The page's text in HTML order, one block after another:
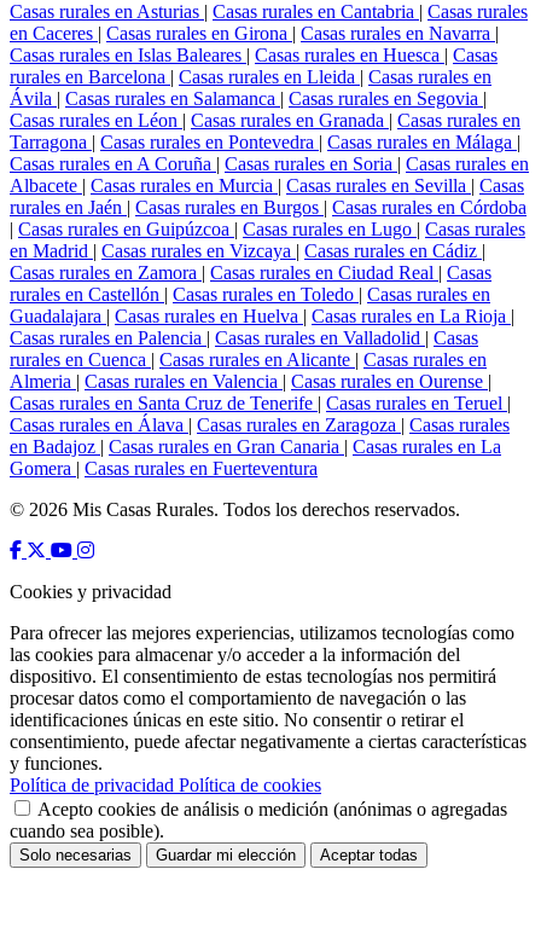
Casas rurales en Asturias | Casas rurales en Cantabria | Casas rurales
en Caceres | Casas rurales en Girona | Casas rurales en Navarra |
Casas rurales en Islas Baleares | Casas rurales en Huesca | Casas
rurales en Barcelona | Casas rurales en Lleida | Casas rurales en
Ávila | Casas rurales en Salamanca | Casas rurales en Segovia |
Casas rurales en Léon | Casas rurales en Granada | Casas rurales en
Tarragona | Casas rurales en Pontevedra | Casas rurales en Málaga |
Casas rurales en A Coruña | Casas rurales en Soria | Casas rurales en
Albacete | Casas rurales en Murcia | Casas rurales en Sevilla | Casas
rurales en Jaén | Casas rurales en Burgos | Casas rurales en Córdoba
| Casas rurales en Guipúzcoa | Casas rurales en Lugo | Casas rurales
en Madrid | Casas rurales en Vizcaya | Casas rurales en Cádiz |
Casas rurales en Zamora | Casas rurales en Ciudad Real | Casas
rurales en Castellón | Casas rurales en Toledo | Casas rurales en
Guadalajara | Casas rurales en Huelva | Casas rurales en La Rioja |
Casas rurales en Palencia | Casas rurales en Valladolid | Casas
rurales en Cuenca | Casas rurales en Alicante | Casas rurales en
Almeria | Casas rurales en Valencia | Casas rurales en Ourense |
Casas rurales en Santa Cruz de Tenerife | Casas rurales en Teruel |
Casas rurales en Álava | Casas rurales en Zaragoza | Casas rurales
en Badajoz | Casas rurales en Gran Canaria | Casas rurales en La
Gomera | Casas rurales en Fuerteventura
© 2026 Mis Casas Rurales. Todos los derechos reservados.
Cookies y privacidad
Para ofrecer las mejores experiencias, utilizamos tecnologías como
las cookies para almacenar y/o acceder a la información del
dispositivo. El consentimiento de estas tecnologías nos permitirá
procesar datos como el comportamiento de navegación o las
identificaciones únicas en este sitio. No consentir o retirar el
consentimiento, puede afectar negativamente a ciertas características
y funciones.
Política de privacidad Política de cookies
Acepto cookies de análisis o medición (anónimas o agregadas
cuando sea posible).
Solo necesarias Guardar mi elección Aceptar todas